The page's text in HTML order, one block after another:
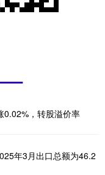
0.02%，转股溢价率
年3月出口总额为46.2